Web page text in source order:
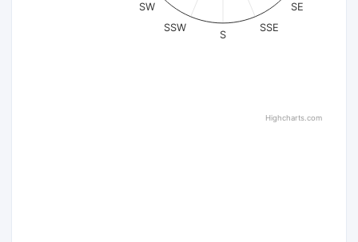
SE
SSE
S
SSW
SW
Highcharts.com